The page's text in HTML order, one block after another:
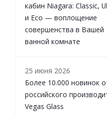
СанТа (451)
Эстет (51)
AltroBagno ( 23 )
Alvaro Banos (
Inova (28)
Marco Visconi (5)
Owl 1975 ( 159)
Pelipal (8
кабин Niagara: Classic,
и Eco — воплощение
совершенства в Вашей
ванной комнате
25 июня 2026
Более 10.000 новинок
российского
Vegas Glass